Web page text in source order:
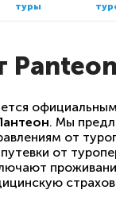
туры
Panteon
. Мы
от
от